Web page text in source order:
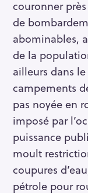
couronner
de
abominables,
de la
ailleurs dans
campements
pas noyée en
imposé par
puissance
moult
coupures
pétrole pour